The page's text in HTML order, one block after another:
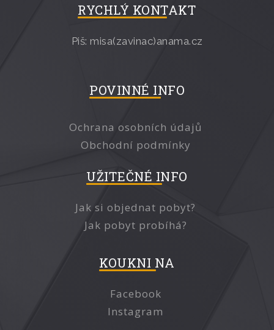
RYCHLÝ KONTAKT
Piš: misa(zavinac)anama.cz
POVINNÉ INFO
Ochrana osobních údajů
Obchodní podmínky
UŽITEČNÉ INFO
Jak si objednat pobyt?
Jak pobyt probíhá?
KOUKNI NA
Facebook
Instagram